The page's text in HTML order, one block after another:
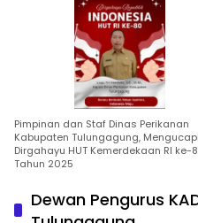
Pimpinan dan Staf Dinas Perikanan
Kabupaten Tulungagung,
Dirgahayu HUT Kemerdekaan RI ke-
Tahun 2025
Dewan Pengurus